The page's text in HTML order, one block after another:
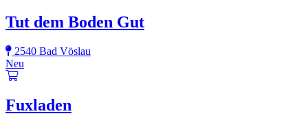
Tut dem Boden Gut
2540 Bad Vöslau
Neu
Fuxladen